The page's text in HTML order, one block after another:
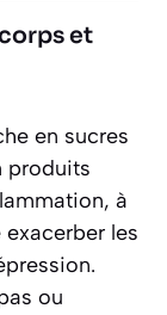
et
en sucres
produits
à
les
ou